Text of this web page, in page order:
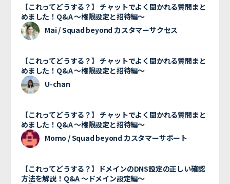
【これってどうする？】 チャットでよく聞かれる質問まと
めました！Q&A 〜権限設定と招待編〜
Mai / Squad beyond カスタマーサクセス
【これってどうする？】 チャットでよく聞かれる質問まと
めました！Q&A 〜権限設定と招待編〜
U-chan
【これってどうする？】 チャットでよく聞かれる質問まと
めました！Q&A 〜権限設定と招待編〜
Momo / Squad beyond カスタマーサポート
【これってどうする？】ドメインのDNS設定の正しい確認
方法を解説！Q&A 〜ドメイン設定編〜